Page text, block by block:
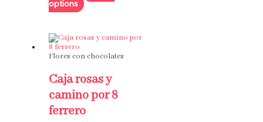
options
Flores con chocolates
Caja rosas y
camino por 8
ferrero